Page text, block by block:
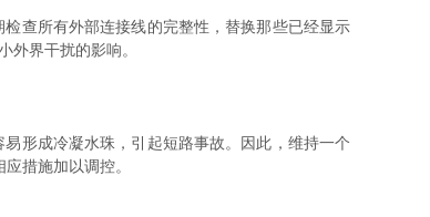
查所有外部连接线的完整性，替换那些已经显示
外界干扰的影响。
形成冷凝水珠，引起短路事故。因此，维持一个
措施加以调控。